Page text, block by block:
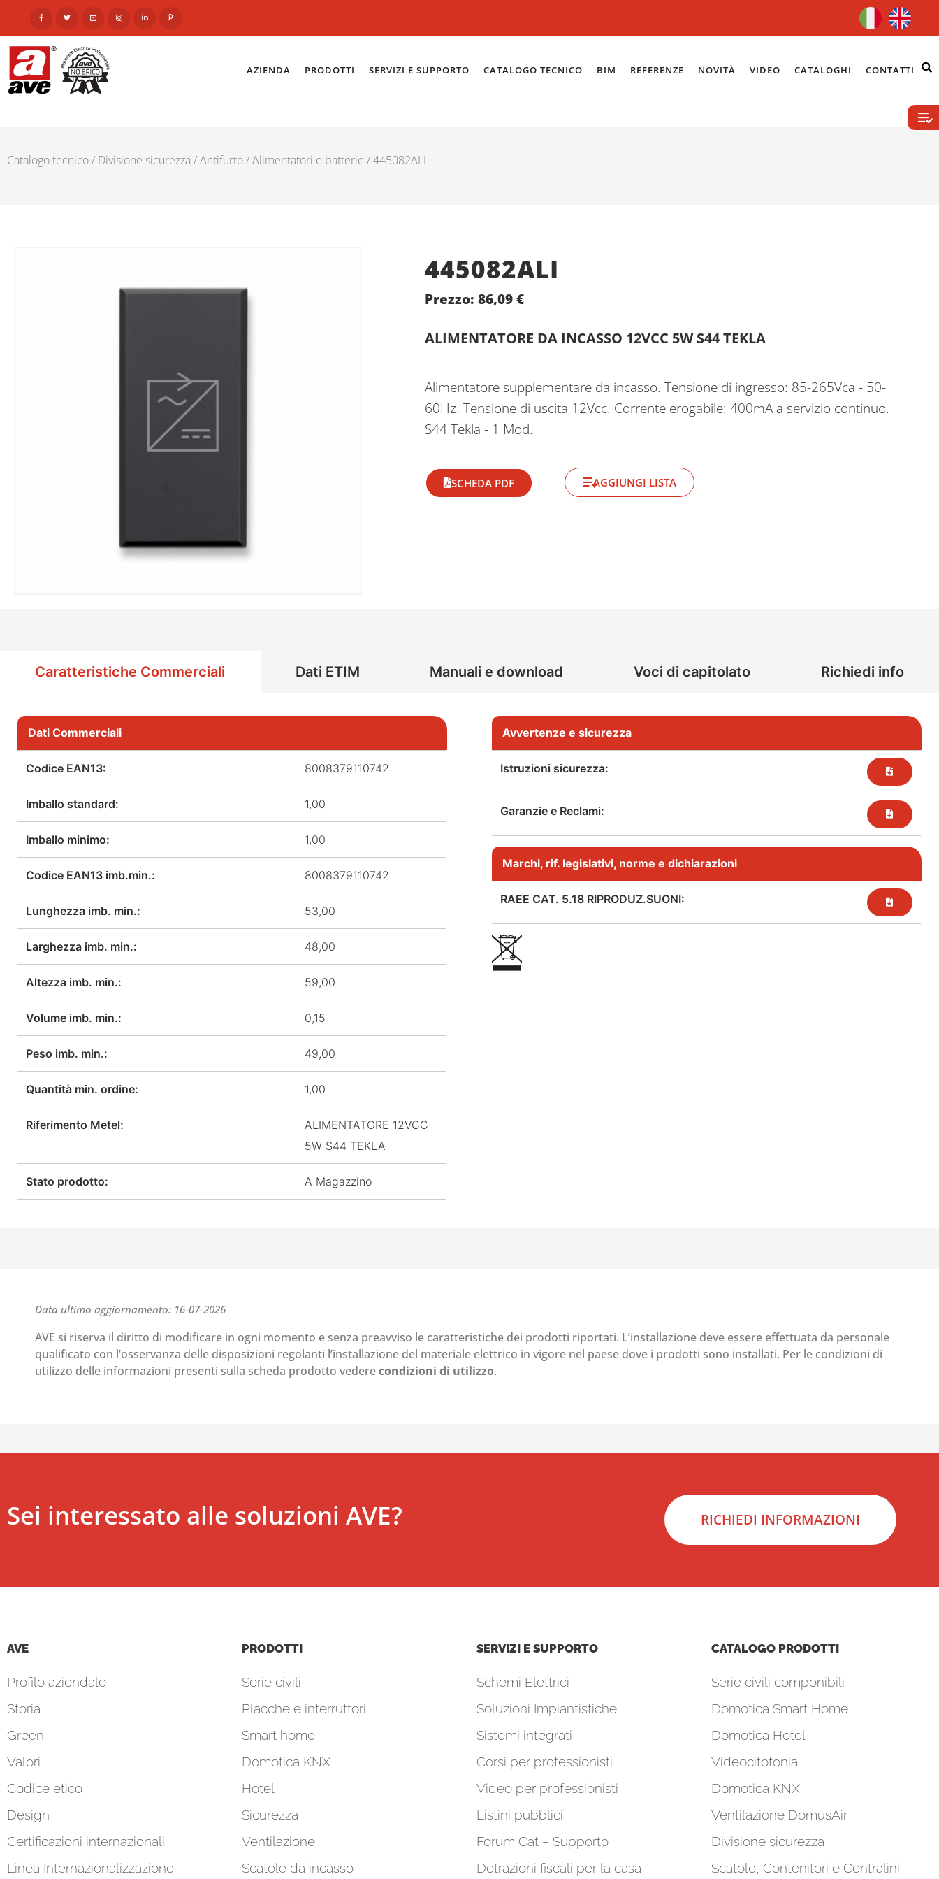
AZIENDA PRODOTTI SERVIZI E SUPPORTO CATALOGO TECNICO BIM REFERENZE NOVITÀ VIDEO CATALOGHI CONTATTI
Catalogo tecnico/ Divisione sicurezza /Antifurto/Alimentatori e batterie / 445082ALI
445082ALI
Prezzo: 86,09€
ALIMENTATORE DA INCASSO 12VCC 5W S44 TEKLA
Alimentatore supplementare da incasso. Tensione di ingresso: 85-265Vca - 50-
60Hz. Tensione di uscita 12Vcc. Corrente erogabile: 400mA a servizio continuo.
S44 Tekla - 1 Mod.
SCHEDA PDF AGGIUNGI LISTA
Caratteristiche Commerciali Dati ETIM Manuali e download Voci di capitolato Richiedi info
Dati Commerciali
Codice EAN13: 8008379110742
Imballo standard: 1,00
Imballo minimo: 1,00
Codice EAN13 imb.min.: 8008379110742
Lunghezza imb. min.: 53,00
Larghezza imb. min.: 48,00
Altezza imb. min.: 59,00
Volume imb. min.: 0,15
Peso imb. min.: 49,00
Quantità min. ordine: 1,00
Riferimento Metel:
ALIMENTATORE 12VCC
5W S44 TEKLA
Stato prodotto: A Magazzino
Avvertenze e sicurezza
Istruzioni sicurezza:
Garanzie e Reclami:
Marchi, rif. legislativi, norme e dichiarazioni
RAEE CAT. 5.18 RIPRODUZ.SUONI:
Data ultimo aggiornamento: 16-07-2026
AVE si riserva il diritto di modificare in ogni momento e senza preavviso le caratteristiche dei prodotti riportati. L’installazione deve essere effettuata da personale
qualificato con l’osservanza delle disposizioni regolanti l’installazione del materiale elettrico in vigore nel paese dove i prodotti sono installati. Per le condizioni di
utilizzo delle informazioni presenti sulla scheda prodotto vederecondizioni di utilizzo.
Sei interessato alle soluzioni AVE? RICHIEDI INFORMAZIONI
AVE
Profilo aziendale
Storia
Green
Valori
Codice etico
Design
Certificazioni internazionali
Linea Internazionalizzazione
PRODOTTI
Serie civili
Placche e interruttori
Smart home
Domotica KNX
Hotel
Sicurezza
Ventilazione
Scatole da incasso
SERVIZI E SUPPORTO
Schemi Elettrici
Soluzioni Impiantistiche
Sistemi integrati
Corsi per professionisti
Video per professionisti
Listini pubblici
Forum Cat – Supporto
Detrazioni fiscali per la casa
CATALOGO PRODOTTI
Serie civili componibili
Domotica Smart Home
Domotica Hotel
Videocitofonia
Domotica KNX
Ventilazione DomusAir
Divisione sicurezza
Scatole, Contenitori e Centralini